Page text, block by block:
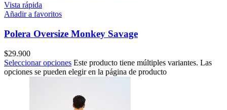
Vista rápida
Añadir a favoritos
Polera Oversize Monkey Savage
$29.900
Seleccionar opciones Este producto tiene múltiples variantes. Las
opciones se pueden elegir en la página de producto